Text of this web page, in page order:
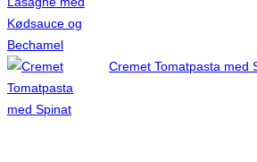
Cremet Tomatpasta med